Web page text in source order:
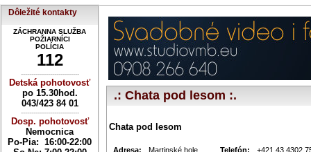
Dôležité kontakty
ZÁCHRANNA SLUŽBA
POŽIARNÍCI
POLÍCIA
112
----------------------------
Detská pohotovosť
po 15.30hod.
043/423 84 01
----------------------------
Dosp. pohotovosť
Nemocnica
Po-Pia: 16:00-22:00
.: Chata pod lesom :.
Chata pod lesom
Adresa:
Martinské hole
Telefón:
+421 43 4302